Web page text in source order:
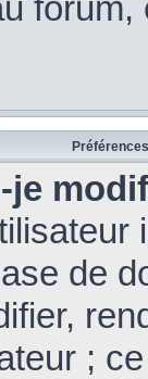
je
de
;